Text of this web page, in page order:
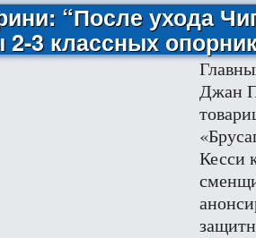
“После ухода
3 классных
Джан
Кесси